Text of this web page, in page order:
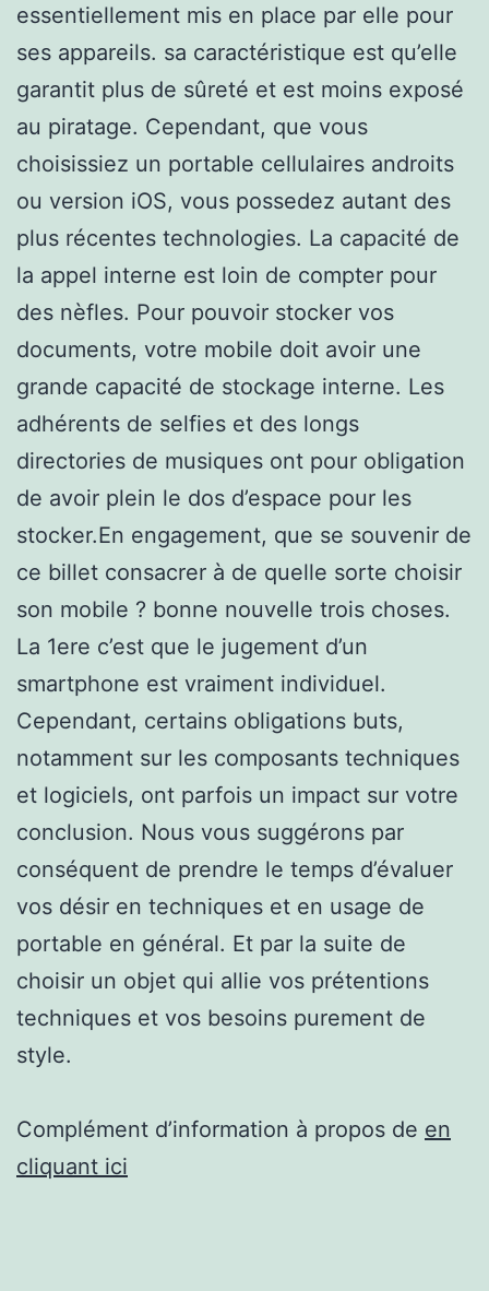
essentiellement mis en place par elle pour
ses appareils. sa caractéristique est qu’elle
garantit plus de sûreté et est moins exposé
au piratage. Cependant, que vous
choisissiez un portable cellulaires androits
ou version iOS, vous possedez autant des
plus récentes technologies. La capacité de
la appel interne est loin de compter pour
des nèfles. Pour pouvoir stocker vos
documents, votre mobile doit avoir une
grande capacité de stockage interne. Les
adhérents de selfies et des longs
directories de musiques ont pour obligation
de avoir plein le dos d’espace pour les
stocker.En engagement, que se souvenir de
ce billet consacrer à de quelle sorte choisir
son mobile ? bonne nouvelle trois choses.
La 1ere c’est que le jugement d’un
smartphone est vraiment individuel.
Cependant, certains obligations buts,
notamment sur les composants techniques
et logiciels, ont parfois un impact sur votre
conclusion. Nous vous suggérons par
conséquent de prendre le temps d’évaluer
vos désir en techniques et en usage de
portable en général. Et par la suite de
choisir un objet qui allie vos prétentions
techniques et vos besoins purement de
style.
Complément d’information à propos de en
cliquant ici